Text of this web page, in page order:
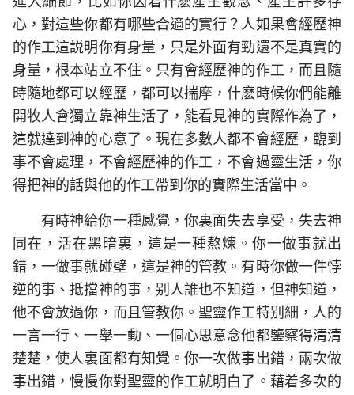
心，對這些你都有哪些合適的實行？人如果會經歷神
的作工這説明你有身量，只是外面有勁還不是真實的
身量，根本站立不住。只有會經歷神的作工，而且隨
時隨地都可以經歷，都可以揣摩，什麽時候你們能離
開牧人會獨立靠神生活了，能看見神的實際作為了，
這就達到神的心意了。現在多數人都不會經歷，臨到
事不會處理，不會經歷神的作工，不會過靈生活，你
得把神的話與他的作工帶到你的實際生活當中。
有時神給你一種感覺，你裏面失去享受，失去神
同在，活在黑暗裏，這是一種熬煉。你一做事就出
錯，一做事就碰壁，這是神的管教。有時你做一件悖
逆的事、抵擋神的事，别人誰也不知道，但神知道，
他不會放過你，而且管教你。聖靈作工特别細，人的
一言一行、一舉一動、一個心思意念他都鑒察得清清
楚楚，使人裏面都有知覺。你一次做事出錯，兩次做
事出錯，慢慢你對聖靈的作工就明白了。藉着多次的